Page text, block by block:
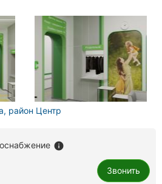
район Центр
info
Звонить